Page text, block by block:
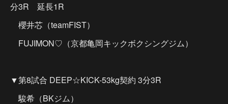
分3R 延長1R
櫻井芯（teamFIST）
FUJIMON♡（京都亀岡キックボクシングジム）
▼第8試合 DEEP☆KICK-53kg契約 3分3R
駿希（BKジム）